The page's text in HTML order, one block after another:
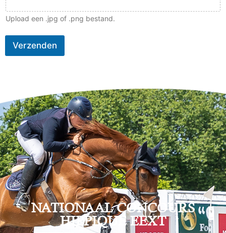
Upload een .jpg of .png bestand.
Verzenden
NATIONAAL CONCOURS
HIPPIQUE EEXT